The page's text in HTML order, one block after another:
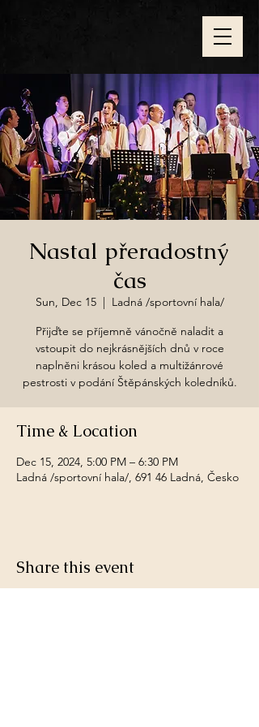
Nastal přeradostný
čas
Sun, Dec 15
  |
Ladná /sportovní hala/
Přijďte se příjemně vánočně naladit a
vstoupit do nejkrásnějších dnů v roce
naplněni krásou koled a multižánrové
pestrosti v podání Štěpánských koledníků.
Time & Location
Dec 15, 2024, 5:00 PM – 6:30 PM
Ladná /sportovní hala/, 691 46 Ladná, Česko
Share this event